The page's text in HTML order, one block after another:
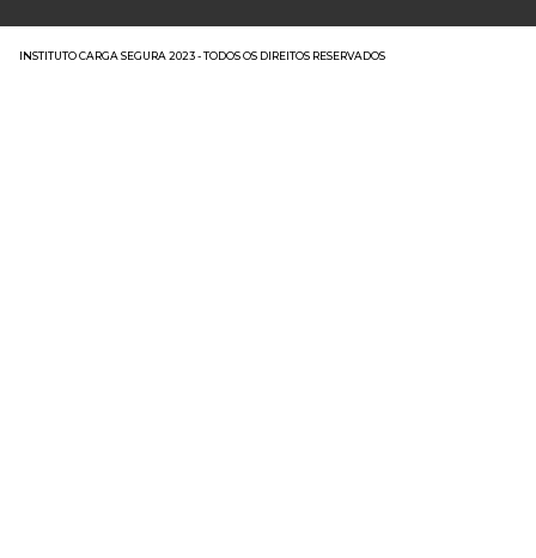
INSTITUTO CARGA SEGURA 2023 - TODOS OS DIREITOS RESERVADOS